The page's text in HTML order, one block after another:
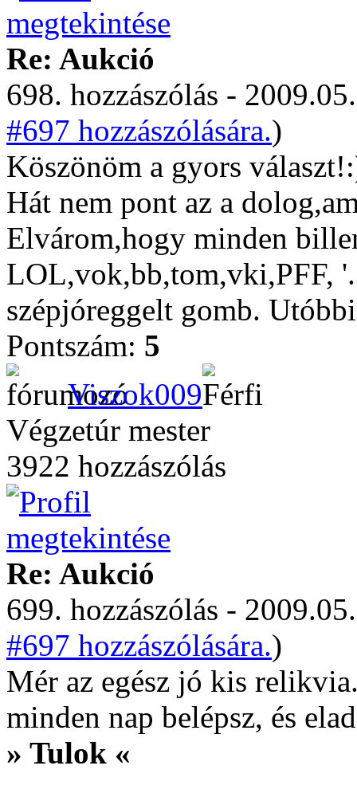
Re: Aukció
698. hozzászólás -
#697 hozzászólására.)
Köszönöm a gyors
Hát nem pont az a
Elvárom,hogy minden
LOL,vok,bb,tom,vki,PFF,
szépjóreggelt gomb.
Pontszám: 5
Viszok009
Végzetúr mester
3922 hozzászólás
Re: Aukció
699. hozzászólás -
#697 hozzászólására.)
Mér az egész jó kis
minden nap belépsz, és
» Tulok «